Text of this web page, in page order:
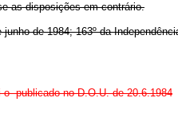
as disposições em contrário.
de 1984; 163º da
publicado no D.O.U. de 20.6.1984